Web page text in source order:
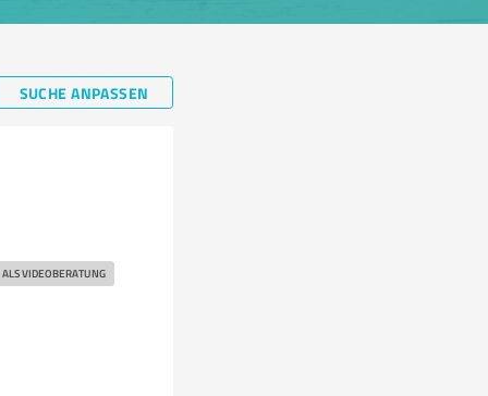
SUCHE ANPASSEN
VIDEOBERATUNG